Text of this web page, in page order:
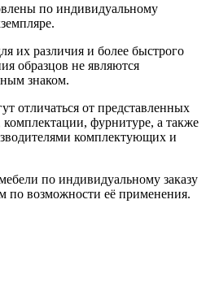
по индивидуальному
их различия и более быстрого
образцов не являются
знаком.
отличаться от представленных
комплектации, фурнитуре, а также
комплектующих и
по индивидуальному заказу
по возможности её применения.